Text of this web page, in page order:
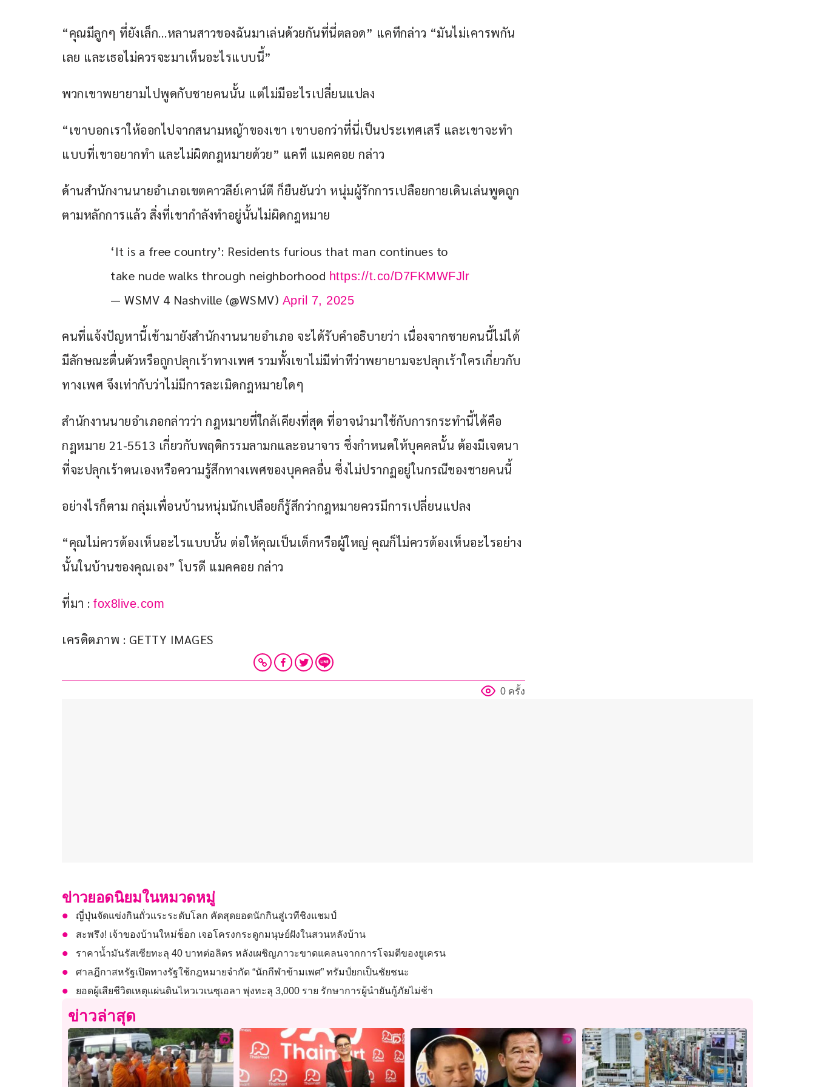
“คุณมีลูกๆ ที่ยังเล็ก…หลานสาวของฉันมาเล่นด้วยกันที่นี่ตลอด” แคทีกล่าว “มันไม่เคารพกัน
เลย และเธอไม่ควรจะมาเห็นอะไรแบบนี้”
พวกเขาพยายามไปพูดกับชายคนนั้น แต่ไม่มีอะไรเปลี่ยนแปลง
“เขาบอกเราให้ออกไปจากสนามหญ้าของเขา เขาบอกว่าที่นี่เป็นประเทศเสรี และเขาจะทำ
แบบที่เขาอยากทำ และไม่ผิดกฎหมายด้วย” แคที แมคคอย กล่าว
ด้านสำนักงานนายอำเภอเขตคาวลีย์เคาน์ตี ก็ยืนยันว่า หนุ่มผู้รักการเปลือยกายเดินเล่นพูดถูก
ตามหลักการแล้ว สิ่งที่เขากำลังทำอยู่นั้นไม่ผิดกฎหมาย
‘It is a free country’: Residents furious that man continues to
take nude walks through neighborhood https://t.co/D7FKMWFJlr
— WSMV 4 Nashville (@WSMV) April 7, 2025
คนที่แจ้งปัญหานี้เข้ามายังสำนักงานนายอำเภอ จะได้รับคำอธิบายว่า เนื่องจากชายคนนี้ไม่ได้
มีลักษณะตื่นตัวหรือถูกปลุกเร้าทางเพศ รวมทั้งเขาไม่มีท่าทีว่าพยายามจะปลุกเร้าใครเกี่ยวกับ
ทางเพศ จึงเท่ากับว่าไม่มีการละเมิดกฎหมายใดๆ
สำนักงานนายอำเภอกล่าวว่า กฎหมายที่ใกล้เคียงที่สุด ที่อาจนำมาใช้กับการกระทำนี้ได้คือ
กฎหมาย 21-5513 เกี่ยวกับพฤติกรรมลามกและอนาจาร ซึ่งกำหนดให้บุคคลนั้น ต้องมีเจตนา
ที่จะปลุกเร้าตนเองหรือความรู้สึกทางเพศของบุคคลอื่น ซึ่งไม่ปรากฏอยู่ในกรณีของชายคนนี้
อย่างไรก็ตาม กลุ่มเพื่อนบ้านหนุ่มนักเปลือยก็รู้สึกว่ากฎหมายควรมีการเปลี่ยนแปลง
“คุณไม่ควรต้องเห็นอะไรแบบนั้น ต่อให้คุณเป็นเด็กหรือผู้ใหญ่ คุณก็ไม่ควรต้องเห็นอะไรอย่าง
นั้นในบ้านของคุณเอง” โบรดี แมคคอย กล่าว
ที่มา : fox8live.com
เครดิตภาพ : GETTY IMAGES
0 ครั้ง
ข่าวยอดนิยมในหมวดหมู่
ญี่ปุ่นจัดแข่งกินถั่วแระระดับโลก คัดสุดยอดนักกินสู่เวทีชิงแชมป์
สะพรึง! เจ้าของบ้านใหม่ช็อก เจอโครงกระดูกมนุษย์ฝังในสวนหลังบ้าน
ราคาน้ำมันรัสเซียทะลุ 40 บาทต่อลิตร หลังเผชิญภาวะขาดแคลนจากการโจมตีของยูเครน
ศาลฎีกาสหรัฐเปิดทางรัฐใช้กฎหมายจำกัด “นักกีฬาข้ามเพศ” ทรัมป์ยกเป็นชัยชนะ
ยอดผู้เสียชีวิตเหตุแผ่นดินไหวเวเนซุเอลา พุ่งทะลุ 3,000 ราย รักษาการผู้นำยันกู้ภัยไม่ช้า
ข่าวล่าสุด